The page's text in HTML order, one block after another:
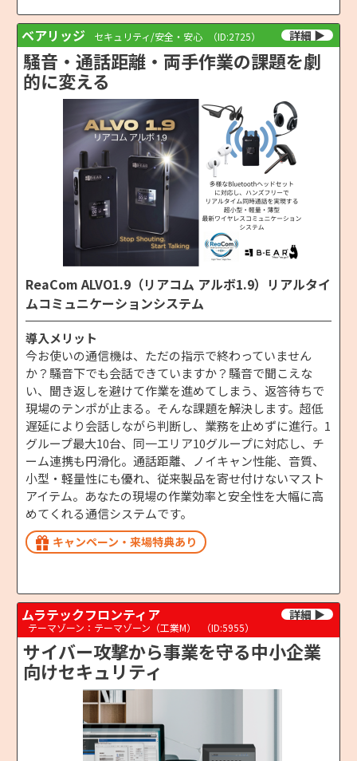
ベアリッジ セキュリティ/安全・安心 （ID:2725）
騒音・通話距離・両手作業の課題を劇
的に変える
ReaCom ALVO1.9（リアコム アルボ1.9）リアルタイ
ムコミュニケーションシステム
導入メリット
今お使いの通信機は、ただの指示で終わっていません
か？騒音下でも会話できていますか？騒音で聞こえな
い、聞き返しを避けて作業を進めてしまう、返答待ちで
現場のテンポが止まる。そんな課題を解決します。超低
遅延により会話しながら判断し、業務を止めずに進行。1
グループ最大10台、同一エリア10グループに対応し、チ
ーム連携も円滑化。通話距離、ノイキャン性能、音質、
小型・軽量性にも優れ、従来製品を寄せ付けないマスト
アイテム。あなたの現場の作業効率と安全性を大幅に高
めてくれる通信システムです。
キャンペーン・来場特典あり
ムラテックフロンティア
テーマゾーン：テーマゾーン（工業M） （ID:5955）
サイバー攻撃から事業を守る中小企業
向けセキュリティ